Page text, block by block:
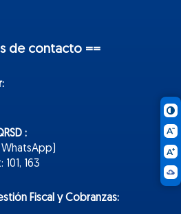
de contacto ==
:
163
Fiscal y Cobranzas: